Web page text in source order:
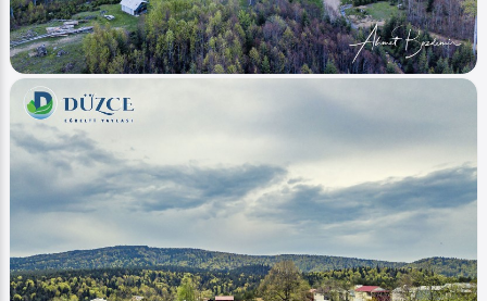
Image Yaylalar - Plateaus
Sırık (Yayla - Plateaus)